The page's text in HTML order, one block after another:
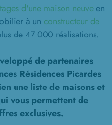
d'une maison neuve en
à un constructeur de
de 47 000 réalisations.
de partenaires
Résidences Picardes
une liste de maisons et
vous permettent de
exclusives.